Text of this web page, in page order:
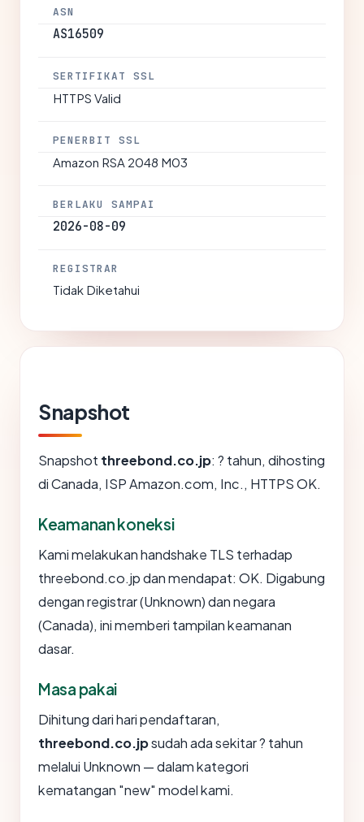
ASN
AS16509
SERTIFIKAT SSL
HTTPS Valid
PENERBIT SSL
Amazon RSA 2048 M03
BERLAKU SAMPAI
2026-08-09
REGISTRAR
Tidak Diketahui
Snapshot
Snapshot threebond.co.jp: ? tahun, dihosting
di Canada, ISP Amazon.com, Inc., HTTPS OK.
Keamanan koneksi
Kami melakukan handshake TLS terhadap
threebond.co.jp dan mendapat: OK. Digabung
dengan registrar (Unknown) dan negara
(Canada), ini memberi tampilan keamanan
dasar.
Masa pakai
Dihitung dari hari pendaftaran,
threebond.co.jpsudah ada sekitar ? tahun
melalui Unknown — dalam kategori
kematangan "new" model kami.